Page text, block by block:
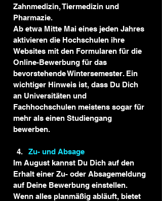
Zahnmedizin, Tiermedizin und
Pharmazie.
Ab etwa Mitte Mai eines jeden Jahres
aktivieren die Hochschulen ihre
Websites mit den Formularen für die
Online-Bewerbung für das
bevorstehende Wintersemester. Ein
wichtiger Hinweis ist, dass Du Dich
an Universitäten und
Fachhochschulen meistens sogar für
mehr als einen Studiengang
bewerben.
Zu- und Absage
Im August kannst Du Dich auf den
Erhalt einer Zu- oder Absagemeldung
auf Deine Bewerbung einstellen.
Wenn alles planmäßig abläuft, bietet